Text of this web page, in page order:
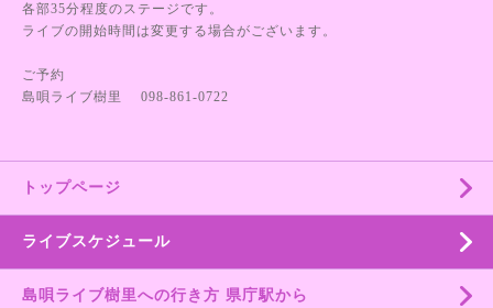
各部35分程度のステージです。
ライブの開始時間は変更する場合がございます。
ご予約
島唄ライブ樹里 098-861-0722
トップページ
ライブスケジュール
島唄ライブ樹里への行き方 県庁駅から